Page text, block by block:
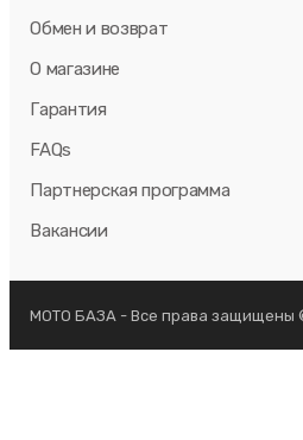
Обмен и возврат
О магазине
Гарантия
FAQs
Партнерская программа
Вакансии
МОТО БАЗА - Все права защищены